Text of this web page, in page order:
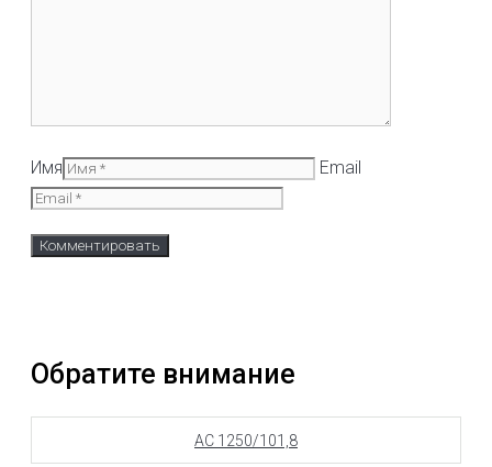
Имя Email
Обратите внимание
АС 1250/101,8